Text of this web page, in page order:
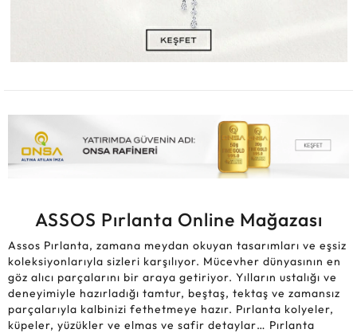
ASSOS Pırlanta Online Mağazası
Assos Pırlanta, zamana meydan okuyan tasarımları ve eşsiz
koleksiyonlarıyla sizleri karşılıyor. Mücevher dünyasının en
göz alıcı parçalarını bir araya getiriyor. Yılların ustalığı ve
deneyimiyle hazırladığı tamtur, beştaş, tektaş ve zamansız
parçalarıyla kalbinizi fethetmeye hazır. Pırlanta kolyeler,
küpeler, yüzükler ve elmas ve safir detaylar… Pırlanta